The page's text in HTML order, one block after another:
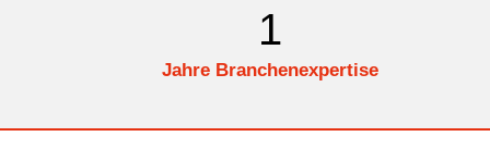
1
Jahre Branchenexpertise